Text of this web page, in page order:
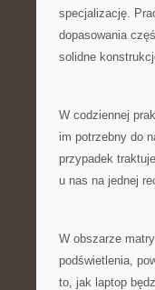
specjalizację.
dopasowania
solidne
W codziennej
im potrzebny do
przypadek
u nas na jednej
W obszarze
podświetlenia,
to, jak laptop